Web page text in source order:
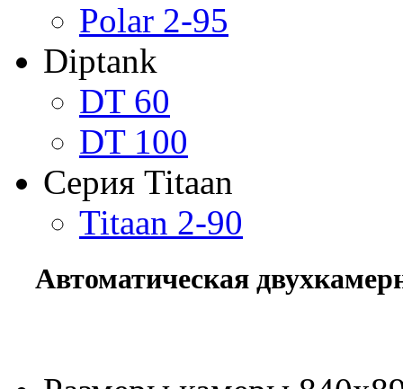
Polar 2-95
Diptank
DT 60
DT 100
Серия Titaan
Titaan 2-90
Шаблоны Joomla 3 здесь:
Автоматическая